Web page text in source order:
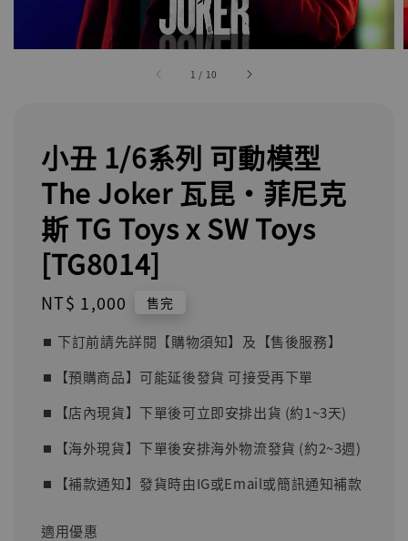
1 / 10
小丑 1/6系列 可動模型
The Joker 瓦昆·菲尼克
斯 TG Toys x SW Toys
[TG8014]
Regular
NT$ 1,000 售完
⏹︎ 下訂前請先詳閱【購物須知】及【售後服務】
⏹︎【預購商品】可能延後發貨 可接受再下單
⏹︎【店內現貨】下單後可立即安排出貨 (約1~3天)
⏹︎【海外現貨】下單後安排海外物流發貨 (約2~3週)
⏹︎【補款通知】發貨時由IG或Email或簡訊通知補款
適用優惠